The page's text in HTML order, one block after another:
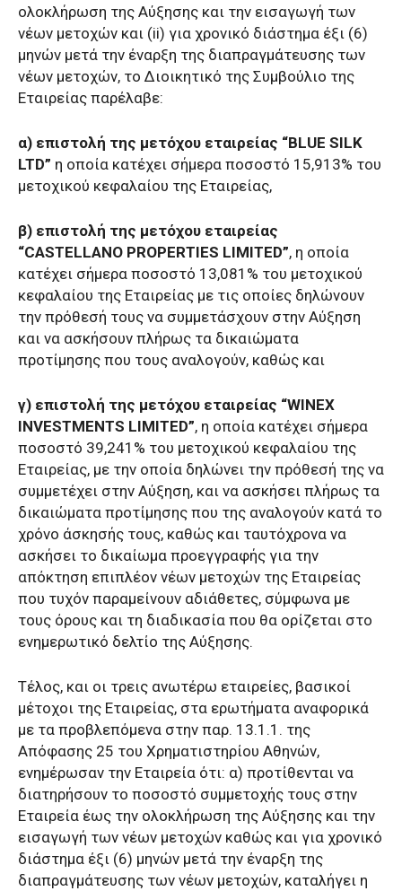
ολοκλήρωση της Αύξησης και την εισαγωγή των
νέων μετοχών και (ii) για χρονικό διάστημα έξι (6)
μηνών μετά την έναρξη της διαπραγμάτευσης των
νέων μετοχών, το Διοικητικό της Συμβούλιο της
Εταιρείας παρέλαβε:
α) επιστολή της μετόχου εταιρείας “BLUE SILK
LTD” η οποία κατέχει σήμερα ποσοστό 15,913% του
μετοχικού κεφαλαίου της Εταιρείας,
β) επιστολή της μετόχου εταιρείας
“CASTELLANO PROPERTIES LIMITED”, η οποία
κατέχει σήμερα ποσοστό 13,081% του μετοχικού
κεφαλαίου της Εταιρείας με τις οποίες δηλώνουν
την πρόθεσή τους να συμμετάσχουν στην Αύξηση
και να ασκήσουν πλήρως τα δικαιώματα
προτίμησης που τους αναλογούν, καθώς και
γ) επιστολή της μετόχου εταιρείας “WINEX
INVESTMENTS LIMITED”, η οποία κατέχει σήμερα
ποσοστό 39,241% του μετοχικού κεφαλαίου της
Εταιρείας, με την οποία δηλώνει την πρόθεσή της να
συμμετέχει στην Αύξηση, και να ασκήσει πλήρως τα
δικαιώματα προτίμησης που της αναλογούν κατά το
χρόνο άσκησής τους, καθώς και ταυτόχρονα να
ασκήσει το δικαίωμα προεγγραφής για την
απόκτηση επιπλέον νέων μετοχών της Εταιρείας
που τυχόν παραμείνουν αδιάθετες, σύμφωνα με
τους όρους και τη διαδικασία που θα ορίζεται στο
ενημερωτικό δελτίο της Αύξησης.
Τέλος, και οι τρεις ανωτέρω εταιρείες, βασικοί
μέτοχοι της Εταιρείας, στα ερωτήματα αναφορικά
με τα προβλεπόμενα στην παρ. 13.1.1. της
Απόφασης 25 του Χρηματιστηρίου Αθηνών,
ενημέρωσαν την Εταιρεία ότι: α) προτίθενται να
διατηρήσουν το ποσοστό συμμετοχής τους στην
Εταιρεία έως την ολοκλήρωση της Αύξησης και την
εισαγωγή των νέων μετοχών καθώς και για χρονικό
διάστημα έξι (6) μηνών μετά την έναρξη της
διαπραγμάτευσης των νέων μετοχών, καταλήγει η